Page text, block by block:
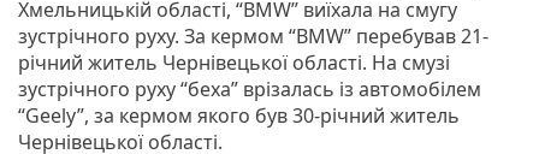
Хмельницькій області, “BMW” виїхала на смугу
зустрічного руху. За кермом “BMW” перебував 21-
річний житель Чернівецької області. На смузі
зустрічного руху “беха” врізалась із автомобілем
“Geely”, за кермом якого був 30-річний житель
Чернівецької області.